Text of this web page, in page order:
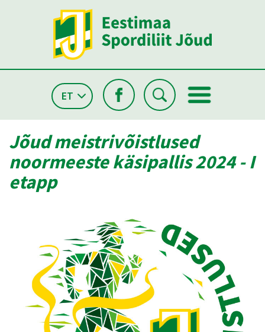
ET
Jõud meistrivõistlused
noormeeste käsipallis 2024 - I
etapp